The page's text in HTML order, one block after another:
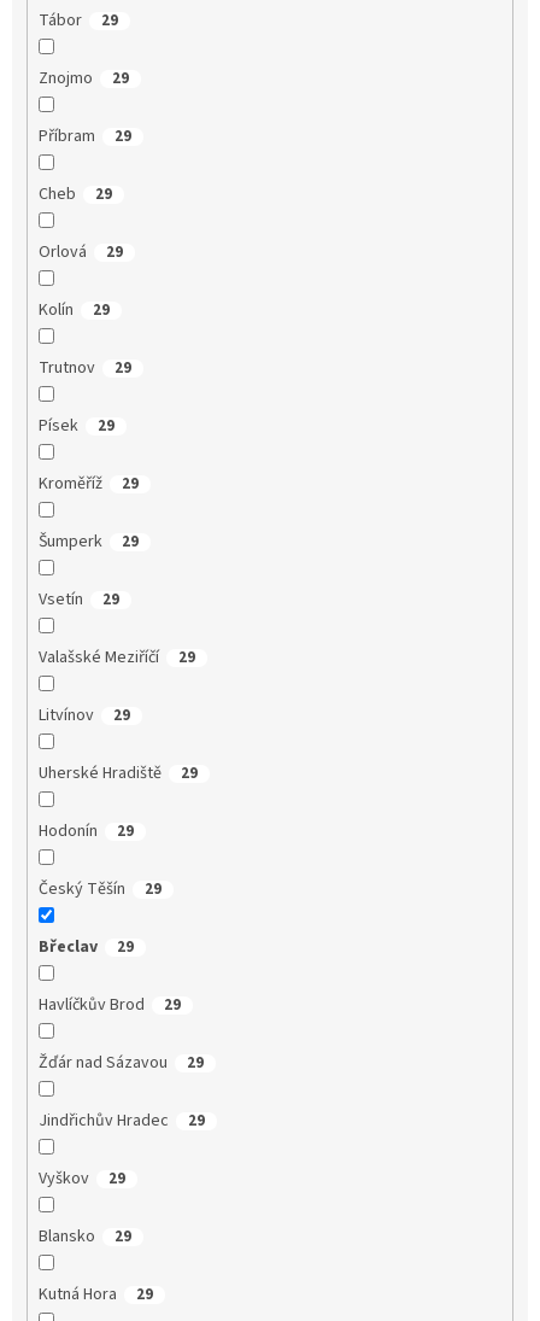
Tábor 29
Znojmo 29
Příbram 29
Cheb 29
Orlová 29
Kolín 29
Trutnov 29
Písek 29
Kroměříž 29
Šumperk 29
Vsetín 29
Valašské Meziříčí 29
Litvínov 29
Uherské Hradiště 29
Hodonín 29
Český Těšín 29
Břeclav 29
Havlíčkův Brod 29
Žďár nad Sázavou 29
Jindřichův Hradec 29
Vyškov 29
Blansko 29
Kutná Hora 29